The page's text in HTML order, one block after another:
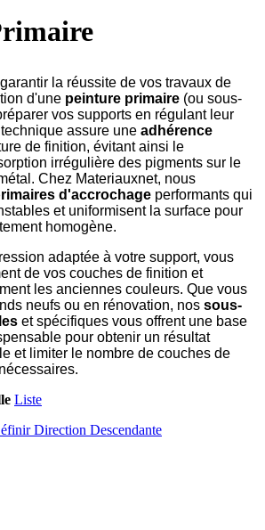
la réussite de vos travaux de
d'une peinture primaire (ou sous-
vos supports en régulant leur
assure une adhérence
de finition, évitant ainsi le
irrégulière des pigments sur le
Chez Materiauxnet, nous
d'accrochage performants qui
et uniformisent la surface pour
homogène.
adaptée à votre support, vous
de vos couches de finition et
les anciennes couleurs. Que vous
neufs ou en rénovation, nos sous-
et spécifiques vous offrent une base
pour obtenir un résultat
et limiter le nombre de couches de
Liste
Direction Descendante